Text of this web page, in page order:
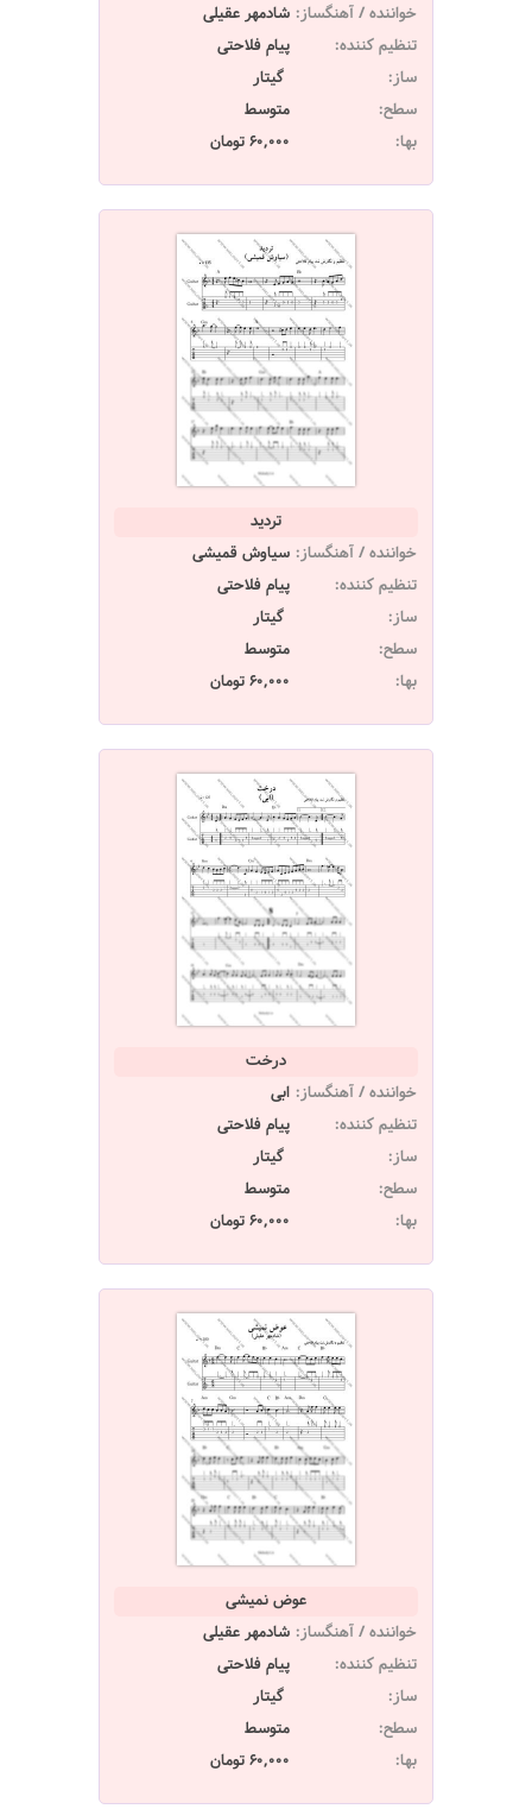
خواننده / آهنگساز: شادمهر عقیلی
تنظیم کننده:
پیام فلاحتی
ساز:
گیتار
سطح:
متوسط
بها:
60,000 تومان
تردید
خواننده / آهنگساز: سیاوش قمیشی
تنظیم کننده:
پیام فلاحتی
ساز:
گیتار
سطح:
متوسط
بها:
60,000 تومان
درخت
خواننده / آهنگساز: ابی
تنظیم کننده:
پیام فلاحتی
ساز:
گیتار
سطح:
متوسط
بها:
60,000 تومان
عوض نمیشی
خواننده / آهنگساز: شادمهر عقیلی
تنظیم کننده:
پیام فلاحتی
ساز:
گیتار
سطح:
متوسط
بها:
60,000 تومان